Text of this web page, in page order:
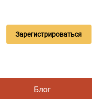
Зарегистрироваться
Блог